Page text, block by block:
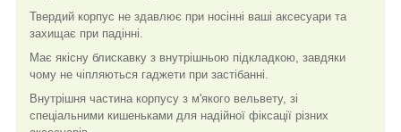
Твердий корпус не здавлює при носінні ваші аксесуари та
захищає при падінні.
Має якісну блискавку з внутрішньою підкладкою, завдяки
чому не чіпляються гаджети при застібанні.
Внутрішня частина корпусу з м'якого вельвету, зі
спеціальними кишеньками для надійної фіксації різних